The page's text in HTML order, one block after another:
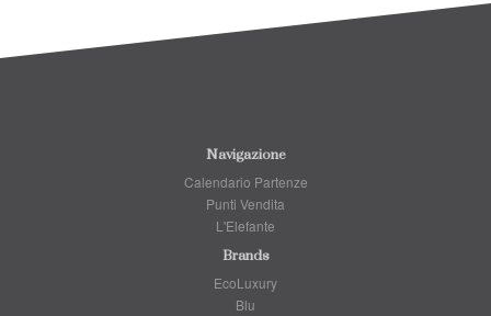
Navigazione
Calendario Partenze
Punti Vendita
L'Elefante
Brands
EcoLuxury
Blu